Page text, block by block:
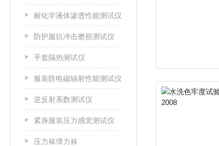
耐化学液体渗透性能测试仪
防护服抗冲击磨损测试仪
手套隔热测试仪
服装防电磁辐射性能测试仪
逆反射系数测试仪
紧身服装压力感觉测试仪
压力袜弹力袜